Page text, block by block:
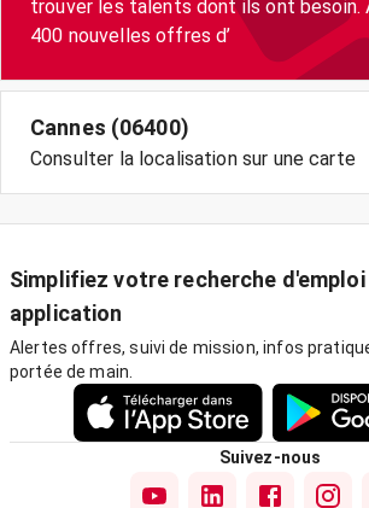
trouver les talents dont ils ont besoin.
400 nouvelles offres d’
Cannes (06400)
Consulter la localisation sur une carte
Simplifiez votre recherche
application
Alertes offres, suivi de mission, infos
portée de main.
Suivez-nous